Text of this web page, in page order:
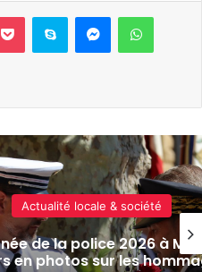
Pocket Skype Messenger
Actualité locale & société
de la police 2026 à
en photos sur les